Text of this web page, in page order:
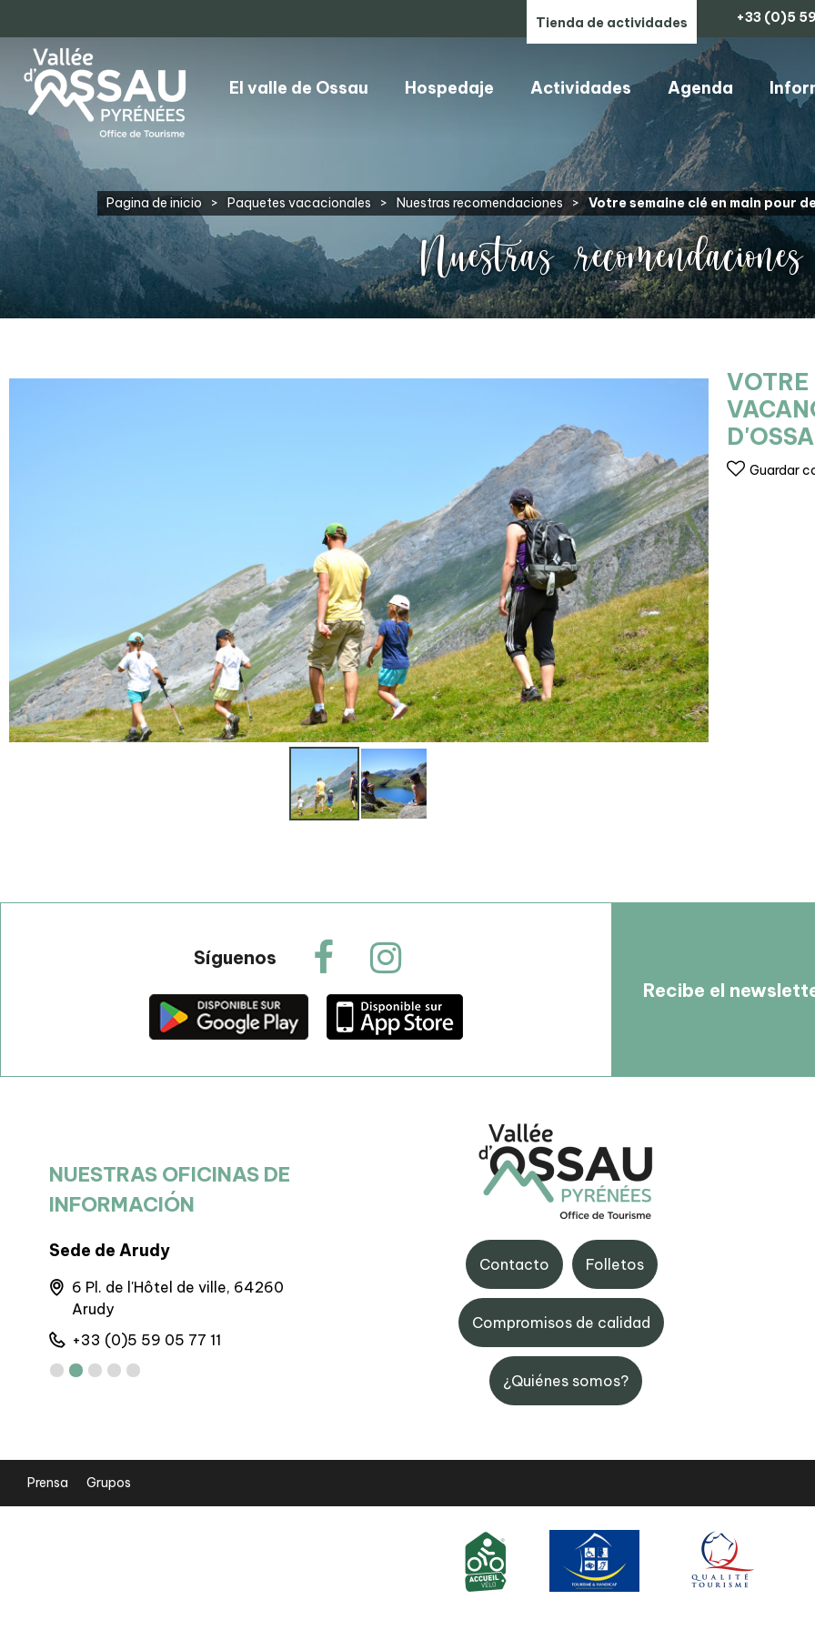
Tienda de actividades +33 (0)5
El valle de Ossau Hospedaje Actividades Agenda
Pagina de inicio > Paquetes vacacionales > Nuestras recomendaciones > Votre semaine clé en main pour
Nuestras recomendaciones
Guardar
Síguenos
Recibe el
NUESTRAS OFICINAS DE
INFORMACIÓN
Sede de Arudy
6 Pl. de l'Hôtel de ville, 64260
Arudy
+33 (0)5 59 05 77 11
BIT d'Eaux-Bonnes
Avenue Castellane, 64440 Eaux-
+33 (0)5 59 05 33 08
BP Laruns
Maison de la Vallée d'Ossau,
64440 Laruns
+33 (0)5 59 05 31 41
Contacto Folletos
Compromisos de calidad
¿Quiénes somos?
Prensa Grupos